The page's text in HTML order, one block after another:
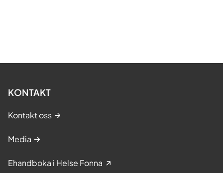
KONTAKT
Kontakt oss
Media
Ehandboka i Helse Fonna